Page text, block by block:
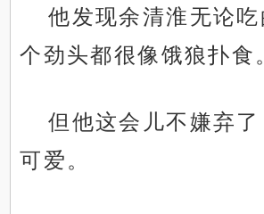
他发现余清淮无论
个劲头都很像饿狼扑食
但他这会儿不嫌弃
可爱。